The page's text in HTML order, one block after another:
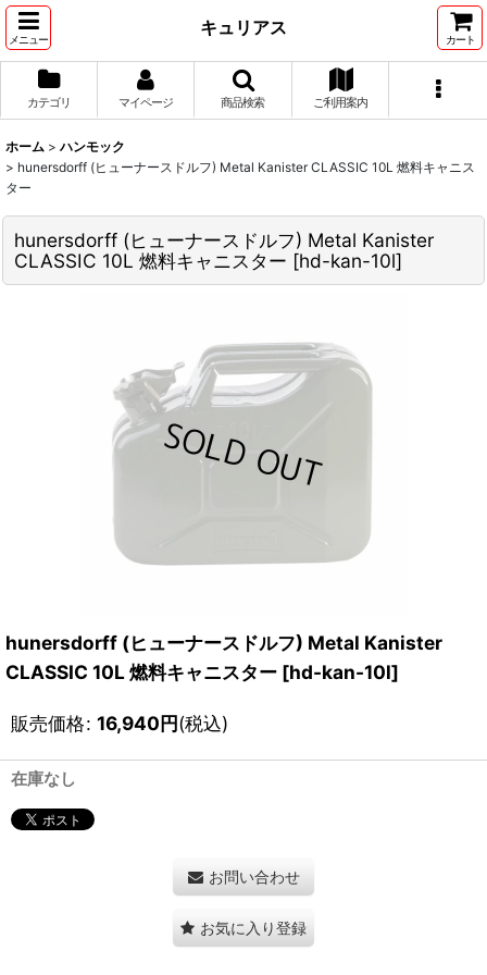
メニュー
キュリアス
カート
カテゴリ マイページ 商品検索 ご利用案内
ホーム > ハンモック
> hunersdorff (ヒューナースドルフ) Metal Kanister CLASSIC 10L 燃料キャニス
ター
hunersdorff (ヒューナースドルフ) Metal Kanister
CLASSIC 10L 燃料キャニスター [hd-kan-10l]
hunersdorff (ヒューナースドルフ) Metal Kanister
CLASSIC 10L 燃料キャニスター [hd-kan-10l]
販売価格: 16,940円(税込)
在庫なし
お問い合わせ
お気に入り登録